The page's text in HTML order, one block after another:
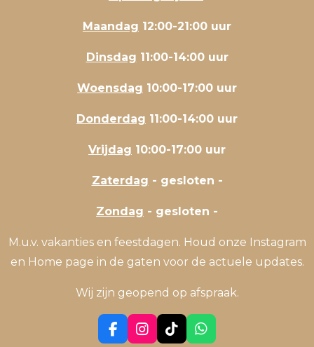
Maandag 12:00-21:00 uur
Dinsdag 11:00-14:00 uur
Woensdag 10:00-17:00 uur
Donderdag 11:00-14:00 uur
Vrijdag 10:00-17:00 uur
Zaterdag - gesloten -
Zondag - gesloten -
M.u.v. vakanties en feestdagen. Houd onze Instagram
en Home page in de gaten voor de actuele updates.
Wij zijn geopend op afspraak.
F
I
T
W